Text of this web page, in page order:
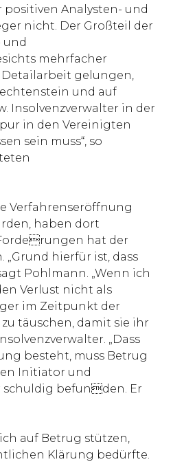
Analysten- und
nicht. Der Großteil der
und
mehrfacher
gelungen,
und auf
Insolvenzverwalter in der
in den Vereinigten
sein muss“, so
Verfahrenseröffnung
haben dort
hat der
hierfür ist, dass
Pohlmann. „Wenn ich
Verlust nicht als
im Zeitpunkt der
täuschen, damit sie ihr
„Dass
besteht, muss Betrug
Initiator und
schuldig befunden. Er
auf Betrug stützen,
Klärung bedürfte.